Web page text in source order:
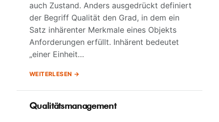
auch Zustand. Anders ausgedrückt definiert
der Begriff Qualität den Grad, in dem ein
Satz inhärenter Merkmale eines Objekts
Anforderungen erfüllt. Inhärent bedeutet
„einer Einheit…
WEITERLESEN
Qualitätsmanagement